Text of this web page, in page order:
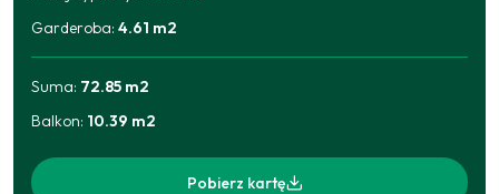
Garderoba:4.61 m2
Suma: 72.85 m2
Balkon: 10.39 m2
Pobierz kartę